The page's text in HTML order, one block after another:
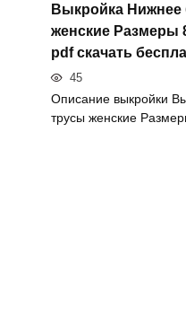
Выкройка
женские Размеры
pdf скачать
45
Описание выкройки
трусы женские